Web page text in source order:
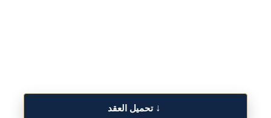
↓ تحميل العقد